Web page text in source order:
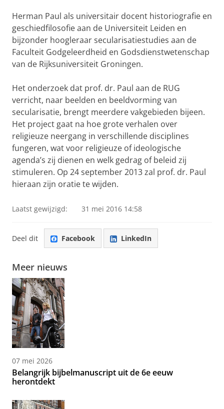
Herman Paul als universitair docent historiografie en
geschiedfilosofie aan de Universiteit Leiden en
bijzonder hoogleraar secularisatiestudies aan de
Faculteit Godgeleerdheid en Godsdienstwetenschap
van de Rijksuniversiteit Groningen.
Het onderzoek dat prof. dr. Paul aan de RUG
verricht, naar beelden en beeldvorming van
secularisatie, brengt meerdere vakgebieden bijeen.
Het project gaat na hoe grote verhalen over
religieuze neergang in verschillende disciplines
fungeren, wat voor religieuze of ideologische
agenda’s zij dienen en welk gedrag of beleid zij
stimuleren. Op 24 september 2013 zal prof. dr. Paul
hieraan zijn oratie te wijden.
Laatst gewijzigd: 31 mei 2016 14:58
Deel dit Facebook LinkedIn
Meer nieuws
07 mei 2026
Belangrijk bijbelmanuscript uit de 6e eeuw
herontdekt